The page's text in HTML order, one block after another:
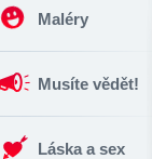
Maléry
Musíte vědět!
Láska a sex